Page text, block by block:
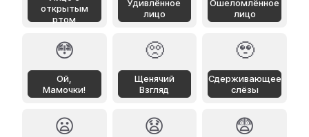
открытым
ртом
Удивлённое
лицо
Ошеломлённое
лицо
😳
Ой,
Мамочки!
🥺
Щенячий
Взгляд
🥹
Сдерживающее
слёзы
😦 😧 😨